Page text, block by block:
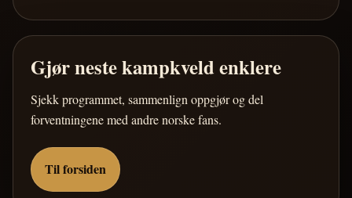
Gjør neste kampkveld enklere
Sjekk programmet, sammenlign oppgjør og del
forventningene med andre norske fans.
Til forsiden